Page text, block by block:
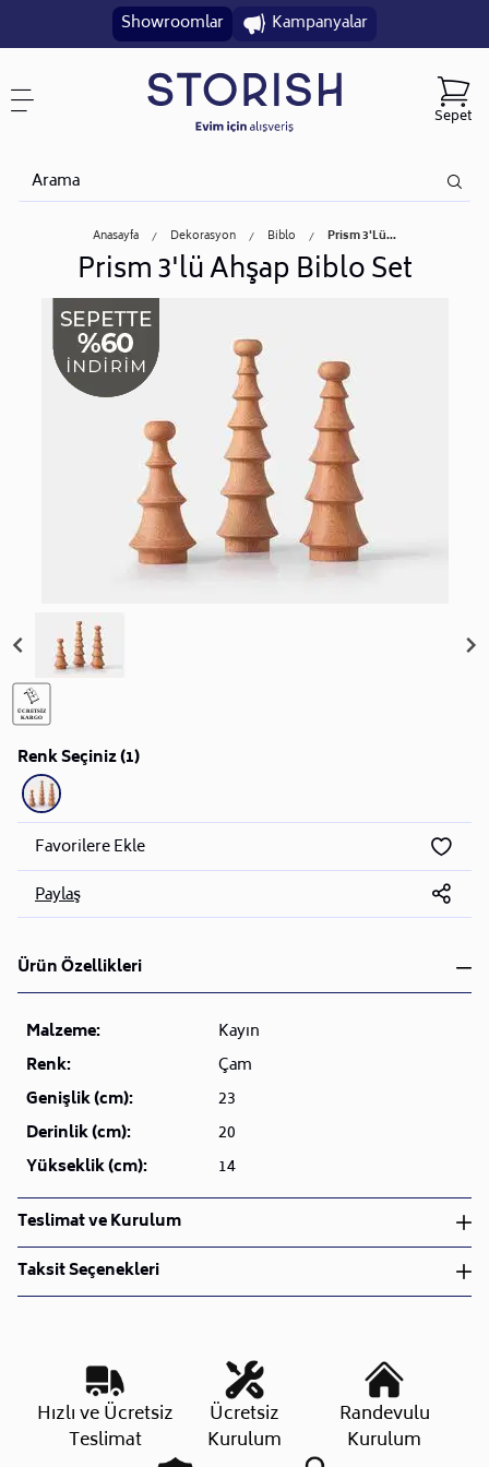
Showroomlar Kampanyalar
Sepet
Anasayfa Dekorasyon Biblo Prism 3'lü...
Prism 3'lü Ahşap Biblo Set
Renk Seçiniz (1)
Favorilere Ekle
Paylaş
Ürün Özellikleri
Malzeme:
Kayın
Renk:
Çam
Genişlik (cm):
23
Derinlik (cm):
20
Yükseklik (cm):
14
Teslimat ve Kurulum
Teslimat ve Kurulum
• Siparişlerinizi aldıktan sonra en kısa sürede işleme
Kargo süreçlerimizi güçlü lojistik ağımızla
destekleyerek, teslimatı en hızlı şekilde
gerçekleştiriyoruz.
Siparişiniz hazırlandığında kurulum ekiplerimiz sizin
Taksit Seçenekleri
Taksit Sayısı Aylık Tutar
Toplam Tutar
Tek Çekim
607,60 TL
607,60 TL
Hızlı ve Ücretsiz
Teslimat
Ücretsiz
Kurulum
Randevulu
Kurulum